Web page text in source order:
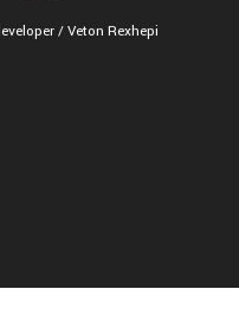
/ Veton Rexhepi